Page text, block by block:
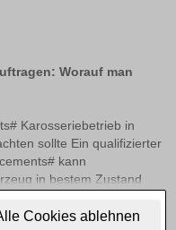
Cookies ablehnen
Worauf man
Karosseriebetrieb in
sollte Ein qualifizierter
kann
in bestem Zustand
solchen Betrieb? Neben